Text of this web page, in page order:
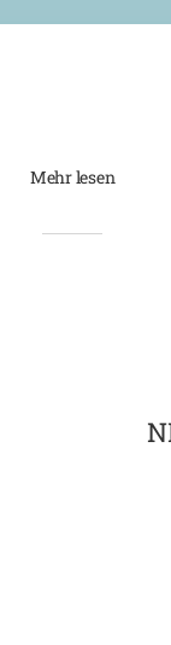
Mehr lesen